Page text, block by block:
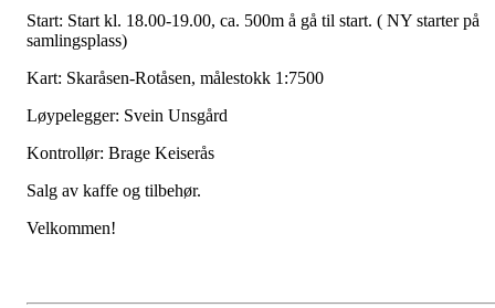
Start: Start kl. 18.00-19.00, ca. 500m å gå til start. ( NY starter på
samlingsplass)
Kart: Skaråsen-Rotåsen, målestokk 1:7500
Løypelegger: Svein Unsgård
Kontrollør: Brage Keiserås
Salg av kaffe og tilbehør.
Velkommen!